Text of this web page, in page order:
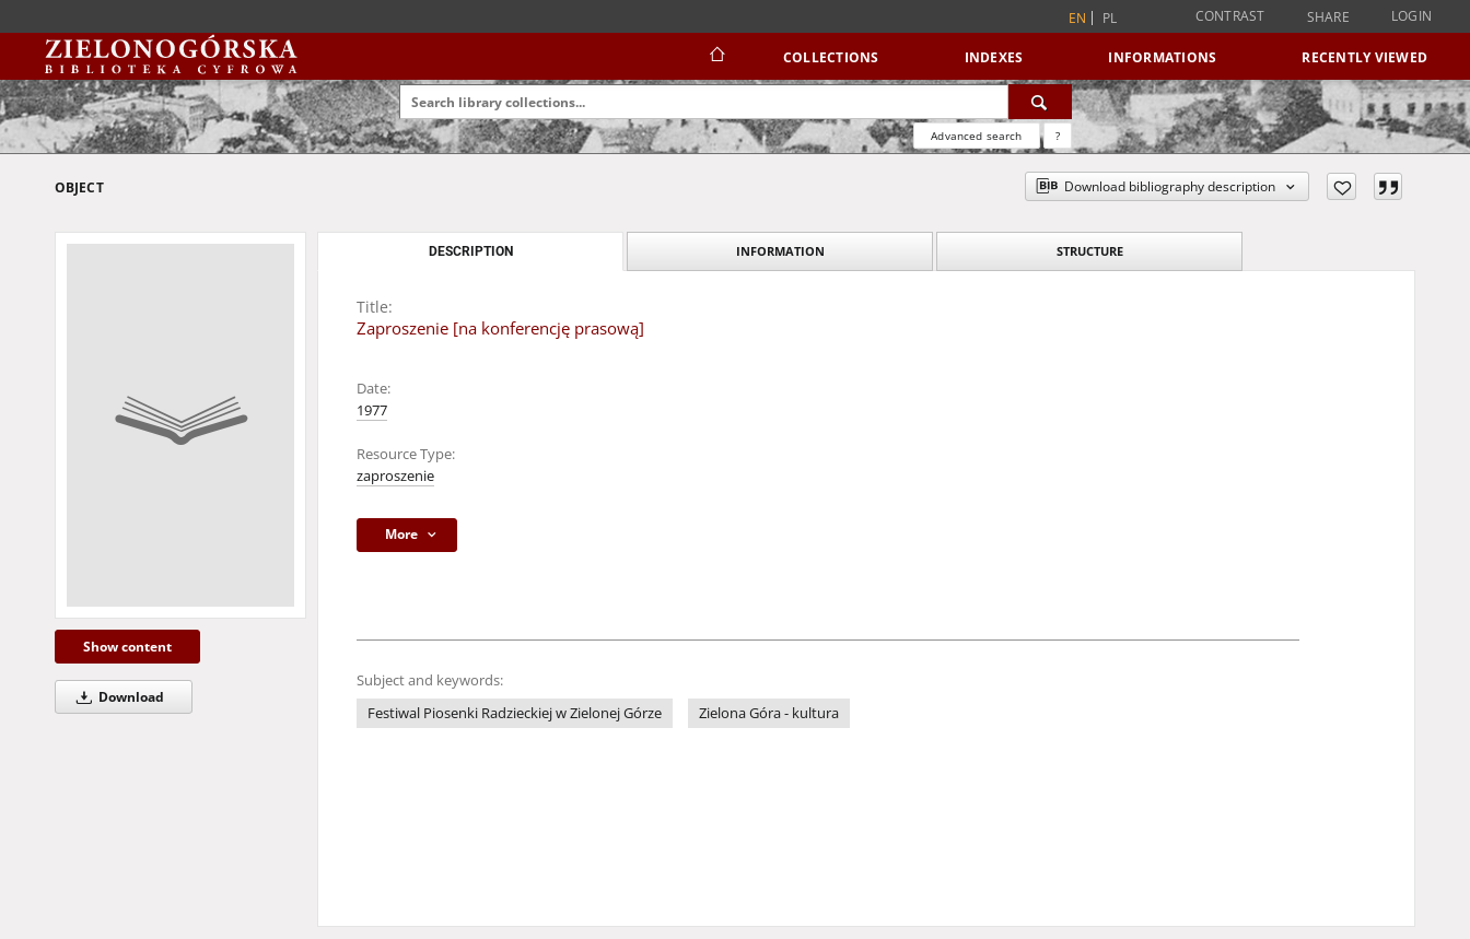
EN PL CONTRAST SHARE LOGIN
COLLECTIONS INDEXES INFORMATIONS RECENTLY VIEWED
Advanced search ?
OBJECT Download bibliography description
Show content
Download
DESCRIPTION INFORMATION STRUCTURE
Title:
Zaproszenie [na konferencję prasową]
Date:
1977
Resource Type:
zaproszenie
More
Subject and keywords:
Festiwal Piosenki Radzieckiej w Zielonej Górze
Zielona Góra - kultura